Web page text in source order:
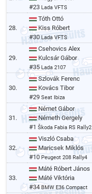
#23 Lada VFTS
28.
Tóth Ottó
Kiss Róbert
#30 Lada VFTS
29.
Csehovics Alex
Kulcsár Gábor
#35Lada 2107
30.
Szlovák Ferenc
Kovács Tibor
#29Seat Ibiza
31.
Német Gábor
Németh Gergely
#1Škoda Fabia RS Rally2
32.
Viszló Csaba
Maricsek Miklós
#10 Peugeot 208 Rally4
33.
Máté Róbert János
Máté Viktória
#34BMW E36 Compact